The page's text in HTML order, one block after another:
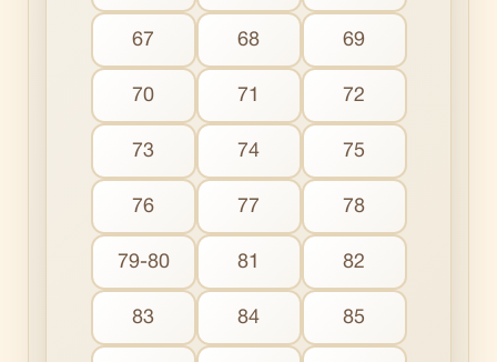
67 68 69
70 71 72
73 74 75
76 77 78
79-80 81 82
83 84 85